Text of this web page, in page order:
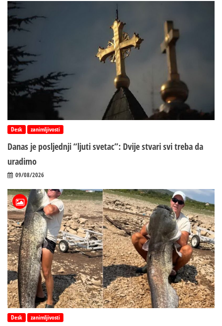
Desk zanimljivosti
Danas je posljednji “ljuti svetac”: Dvije stvari svi treba da
uradimo
09/08/2026
Desk zanimljivosti